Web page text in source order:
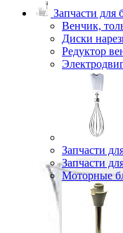
Запчасти для
Венчик,
Диски
Редуктор
Запчасти
Запчасти
Моторные